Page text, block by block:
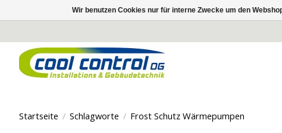
Startseite / Schlagworte / Frost Schutz Wärmepumpen
Wir benutzen Cookies nur für interne Zwecke um den